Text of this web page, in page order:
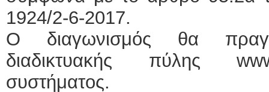
1924/2-6-2017.
Ο διαγωνισμός θα
διαδικτυακής πύλης
συστήματος.